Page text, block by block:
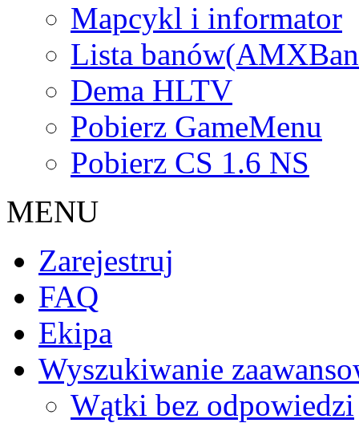
Mapcykl i informator
Lista
Dema HLTV
Pobierz GameMenu
Pobierz CS 1.6 NS
MENU
Zarejestruj
FAQ
Ekipa
Wyszukiwanie
Wątki bez odpowiedzi